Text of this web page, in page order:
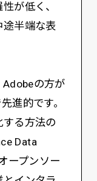
が低く、
途半端な表
Adobeの方が
進的です。
る方法の
Data
ープンソー